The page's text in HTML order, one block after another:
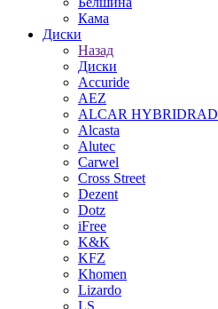
Кама
Диски
Назад
Диски
Accuride
AEZ
ALCAR HYBRIDRAD
Alcasta
Alutec
Carwel
Cross Street
Dezent
Dotz
iFree
K&K
KFZ
Khomen
Lizardo
LS